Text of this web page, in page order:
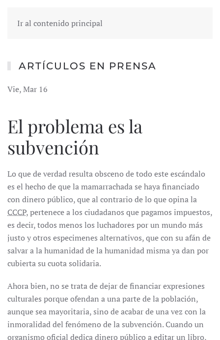
Ir al contenido principal
ARTÍCULOS EN PRENSA
Vie, Mar 16
El problema es la
subvención
Lo que de verdad resulta obsceno de todo este escándalo
es el hecho de que la mamarrachada se haya financiado
con dinero público, que al contrario de lo que opina la
CCCP, pertenece a los ciudadanos que pagamos impuestos,
es decir, todos menos los luchadores por un mundo más
justo y otros especimenes alternativos, que con su afán de
salvar a la humanidad de la humanidad misma ya dan por
cubierta su cuota solidaria.
Ahora bien, no se trata de dejar de financiar expresiones
culturales porque ofendan a una parte de la población,
aunque sea mayoritaria, sino de acabar de una vez con la
inmoralidad del fenómeno de la subvención. Cuando un
organismo oficial dedica dinero público a editar un libro,